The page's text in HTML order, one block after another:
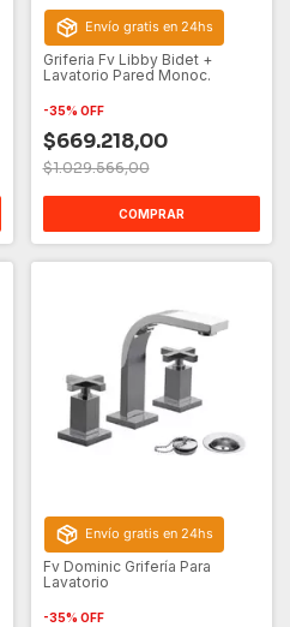
Envío gratis en 24hs
Griferia Fv Libby Bidet +
Lavatorio Pared Monoc.
-35% OFF
$669.218,00
$1.029.566,00
COMPRAR
Envío gratis en 24hs
Fv Dominic Grifería Para
Lavatorio
-35% OFF